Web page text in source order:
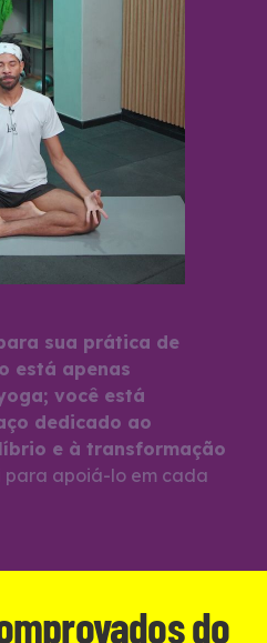
sua prática de
está apenas
você está
dedicado ao
e à transformação
para apoiá-lo em cada
do